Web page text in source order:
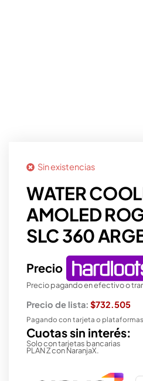
Sin existencias
WATER
AMOLED
SLC 360
Precio
Precio pagando en efectivo o
Precio de lista: $732.505
Pagando con tarjeta o
Cuotas sin interés:
Solo con tarjetas bancarias
PLAN Z con NaranjaX.